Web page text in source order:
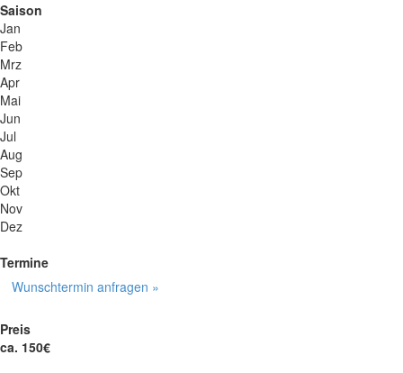
Saison
Jan
Feb
Mrz
Apr
Mai
Jun
Jul
Aug
Sep
Okt
Nov
Dez
Termine
Wunschtermin anfragen »
Preis
ca. 150€